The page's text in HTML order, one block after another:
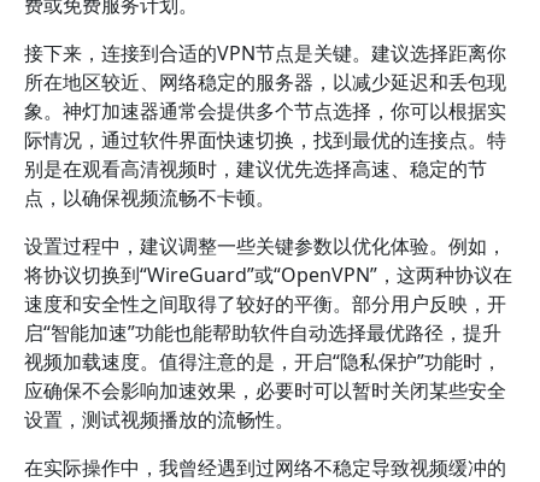
接下来，连接到合适的VPN节点是关键。建议选择距离你
所在地区较近、网络稳定的服务器，以减少延迟和丢包现
象。神灯加速器通常会提供多个节点选择，你可以根据实
际情况，通过软件界面快速切换，找到最优的连接点。特
别是在观看高清视频时，建议优先选择高速、稳定的节
点，以确保视频流畅不卡顿。
设置过程中，建议调整一些关键参数以优化体验。例如，
将协议切换到“WireGuard”或“OpenVPN”，这两种协议在
速度和安全性之间取得了较好的平衡。部分用户反映，开
启“智能加速”功能也能帮助软件自动选择最优路径，提升
视频加载速度。值得注意的是，开启“隐私保护”功能时，
应确保不会影响加速效果，必要时可以暂时关闭某些安全
设置，测试视频播放的流畅性。
在实际操作中，我曾经遇到过网络不稳定导致视频缓冲的